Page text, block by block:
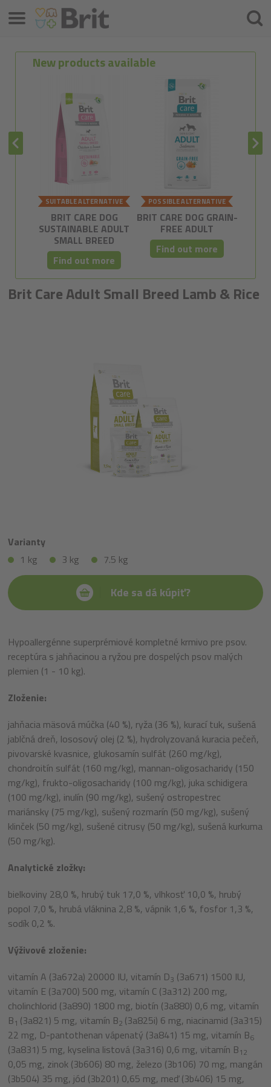
New products available
SUITABLE ALTERNATIVE
BRIT CARE DOG
SUSTAINABLE ADULT
SMALL BREED
Find out more
POSSIBLE ALTERNATIVE
BRIT CARE DOG GRAIN-
FREE ADULT
Find out more
Brit Care Adult Small Breed Lamb & Rice
Varianty
1 kg
3 kg 7.5 kg
Kde sa dá kúpiť?
Hypoallergénne superprémiové kompletné krmivo pre psov.
receptúra s jahňacinou a ryžou pre dospelých psov malých
plemien (1 - 10 kg).
Zloženie:
jahňacia mäsová múčka (40 %), ryža (36 %), kurací tuk, sušená
jablčná dreň, lososový olej (2 %), hydrolyzovaná kuracia pečeň,
pivovarské kvasnice, glukosamín sulfát (260 mg/kg),
chondroitín sulfát (160 mg/kg), mannan-oligosacharidy (150
mg/kg), frukto-oligosacharidy (100 mg/kg), juka schidigera
(100 mg/kg), inulín (90 mg/kg), sušený ostropestrec
mariánsky (75 mg/kg), sušený rozmarín (50 mg/kg), sušený
klinček (50 mg/kg), sušené citrusy (50 mg/kg), sušená kurkuma
(50 mg/kg).
Analytické zložky:
bielkoviny 28,0 %, hrubý tuk 17,0 %, vlhkosť 10,0 %, hrubý
popol 7,0 %, hrubá vláknina 2,8 %, vápnik 1,6 %, fosfor 1,3 %,
sodík 0,2 %.
Výživové zloženie:
vitamín A (3a672a) 20000 IU, vitamín D3 (3a671) 1500 IU,
vitamín E (3a700) 500 mg, vitamín C (3a312) 200 mg,
cholinchlorid (3a890) 1800 mg, biotín (3a880) 0,6 mg, vitamín
B1 (3a821) 5 mg, vitamín B2 (3a825i) 6 mg, niacinamid (3a315)
22 mg, D-pantothenan vápenatý (3a841) 15 mg, vitamín B6
(3a831) 5 mg, kyselina listová (3a316) 0,6 mg, vitamín B12
0,05 mg, zinok (3b606) 80 mg, železo (3b106) 70 mg, mangán
(3b504) 35 mg, jód (3b201) 0,65 mg, meď (3b406) 15 mg,
Menu